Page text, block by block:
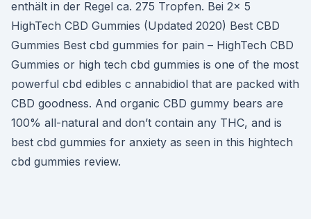
enthält in der Regel ca. 275 Tropfen. Bei 2x 5
HighTech CBD Gummies (Updated 2020) Best CBD
Gummies Best cbd gummies for pain – HighTech CBD
Gummies or high tech cbd gummies is one of the most
powerful cbd edibles c annabidiol that are packed with
CBD goodness. And organic CBD gummy bears are
100% all-natural and don’t contain any THC, and is
best cbd gummies for anxiety as seen in this hightech
cbd gummies review.